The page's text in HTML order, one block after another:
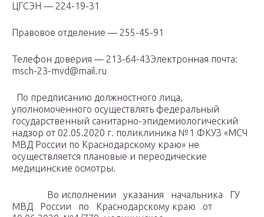
ЦГСЭН — 224-19-31
Правовое отделение — 255-45-91
Телефон доверия — 213-64-43Электронная почта:
msch-23-mvd@mail.ru
По предписанию должностного лица,
уполномоченного осуществлять федеральный
государственный санитарно-эпидемиологический
надзор от 02.05.2020 г. поликлиника №1 ФКУЗ «МСЧ
МВД России по Краснодарскому краю» не
осуществляется плановые и переодические
медицинские осмотры.
Во исполнении указания начальника ГУ
МВД России по Краснодарскому краю от